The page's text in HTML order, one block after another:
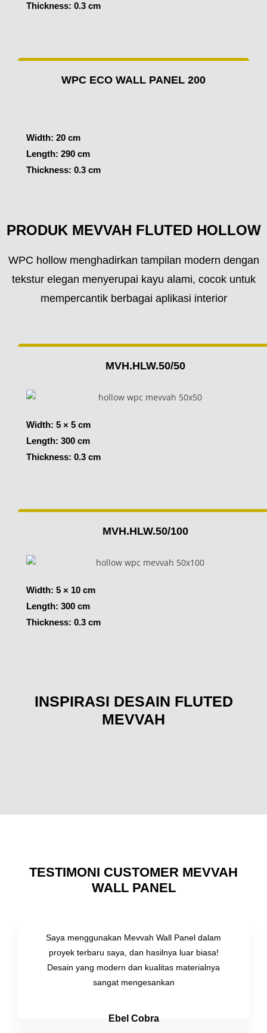
Thickness: 0.3 cm
WPC ECO WALL PANEL 200
Width: 20 cm
Length: 290 cm
Thickness: 0.3 cm
PRODUK MEVVAH FLUTED HOLLOW
WPC hollow menghadirkan tampilan modern dengan
tekstur elegan menyerupai kayu alami, cocok untuk
mempercantik berbagai aplikasi interior
MVH.HLW.50/50
Width: 5 × 5 cm
Length: 300 cm
Thickness: 0.3 cm
MVH.HLW.50/100
Width: 5 × 10 cm
Length: 300 cm
Thickness: 0.3 cm
INSPIRASI DESAIN FLUTED
MEVVAH
TESTIMONI CUSTOMER MEVVAH
WALL PANEL
Saya menggunakan Mevvah Wall Panel dalam
proyek terbaru saya, dan hasilnya luar biasa!
Desain yang modern dan kualitas materialnya
sangat mengesankan
Ebel Cobra